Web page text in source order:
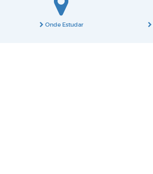
Onde Estudar